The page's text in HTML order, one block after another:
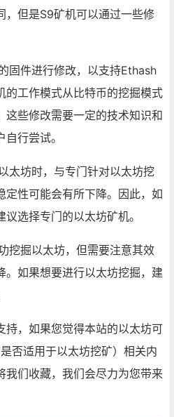
，但是S9矿机可以通过一些修
固件进行修改，以支持Ethash
的工作模式从比特币的挖掘模式
这些修改需要一定的技术知识和
行尝试。
太坊时，与专门针对以太坊挖
定性可能会有所下降。因此，如
选择专门的以太坊矿机。
挖掘以太坊，但需要注意其效
。如果想要进行以太坊挖掘，建
持，如果您觉得本站的以太坊可
否适用于以太坊挖矿）相关内
我们收藏，我们会尽力为您带来